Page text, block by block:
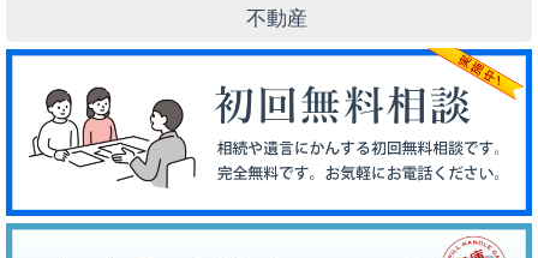
不動産